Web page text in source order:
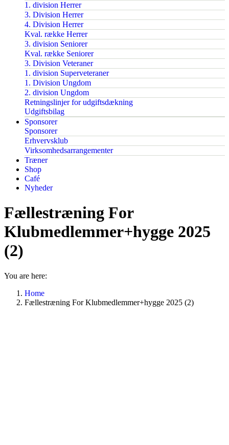
1. division Herrer
3. Division Herrer
4. Division Herrer
Kval. række Herrer
3. division Seniorer
Kval. række Seniorer
3. Division Veteraner
1. division Superveteraner
1. Division Ungdom
2. division Ungdom
Retningslinjer for udgiftsdækning
Udgiftsbilag
Sponsorer
Sponsorer
Erhvervsklub
Virksomhedsarrangementer
Træner
Shop
Café
Nyheder
Fællestræning For
Klubmedlemmer+hygge 2025
(2)
You are here:
Home
Fællestræning For Klubmedlemmer+hygge 2025 (2)